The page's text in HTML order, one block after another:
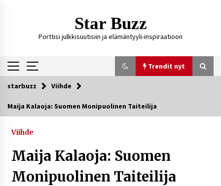
Star Buzz
Porttisi julkkisuutisiin ja elämäntyyli-inspiraatioon
Trendit nyt
Trendit nyt
Ali Leiniö vankila – mitä väitteistä tiedetään?
4 päivää sitten
starbuzz Viihde
Maija Kalaoja: Suomen Monipuolinen Taiteilija
Viihde
Maija Kalaoja: Suomen
Monipuolinen Taiteilija